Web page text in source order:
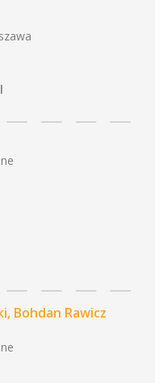
Bohdan Rawicz